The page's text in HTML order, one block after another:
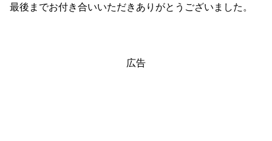
最後までお付き合いいただきありがとうございました。
広告